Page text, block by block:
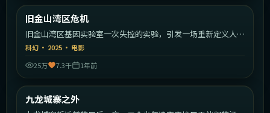
最新
旧金山湾区危机
旧金山湾区基因实验室一次失控的实验，引发一场重新定义人类
的危机。
科幻 · 2025 · 电影
25万
7.3千 1年前
最新
九龙城寨之外